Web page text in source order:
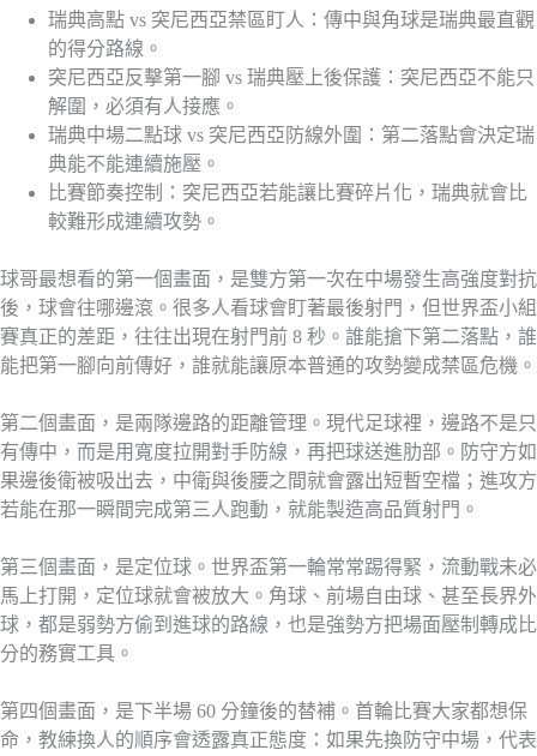
瑞典高點 vs 突尼西亞禁區盯人：傳中與角球是瑞典最直觀
的得分路線。
突尼西亞反擊第一腳 vs 瑞典壓上後保護：突尼西亞不能只
解圍，必須有人接應。
瑞典中場二點球 vs 突尼西亞防線外圍：第二落點會決定瑞
典能不能連續施壓。
比賽節奏控制：突尼西亞若能讓比賽碎片化，瑞典就會比
較難形成連續攻勢。
球哥最想看的第一個畫面，是雙方第一次在中場發生高強度對抗
後，球會往哪邊滾。很多人看球會盯著最後射門，但世界盃小組
賽真正的差距，往往出現在射門前 8 秒。誰能搶下第二落點，誰
能把第一腳向前傳好，誰就能讓原本普通的攻勢變成禁區危機。
第二個畫面，是兩隊邊路的距離管理。現代足球裡，邊路不是只
有傳中，而是用寬度拉開對手防線，再把球送進肋部。防守方如
果邊後衛被吸出去，中衛與後腰之間就會露出短暫空檔；進攻方
若能在那一瞬間完成第三人跑動，就能製造高品質射門。
第三個畫面，是定位球。世界盃第一輪常常踢得緊，流動戰未必
馬上打開，定位球就會被放大。角球、前場自由球、甚至長界外
球，都是弱勢方偷到進球的路線，也是強勢方把場面壓制轉成比
分的務實工具。
第四個畫面，是下半場 60 分鐘後的替補。首輪比賽大家都想保
命，教練換人的順序會透露真正態度：如果先換防守中場，代表